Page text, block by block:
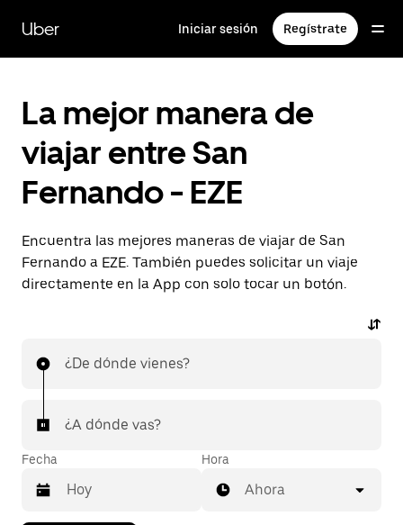
contenido
principal
Uber Iniciar sesión Regístrate
La mejor manera de
viajar entre San
Fernando - EZE
Encuentra las mejores maneras de viajar de San
Fernando a EZE. También puedes solicitar un viaje
directamente en la App con solo tocar un botón.
¿De dónde vienes?
¿A dónde vas?
Fecha Hora
Ahora